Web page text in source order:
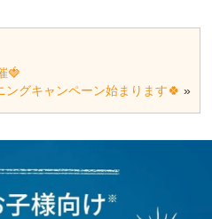
🍓
ングキャンペーン始まります🍀 »